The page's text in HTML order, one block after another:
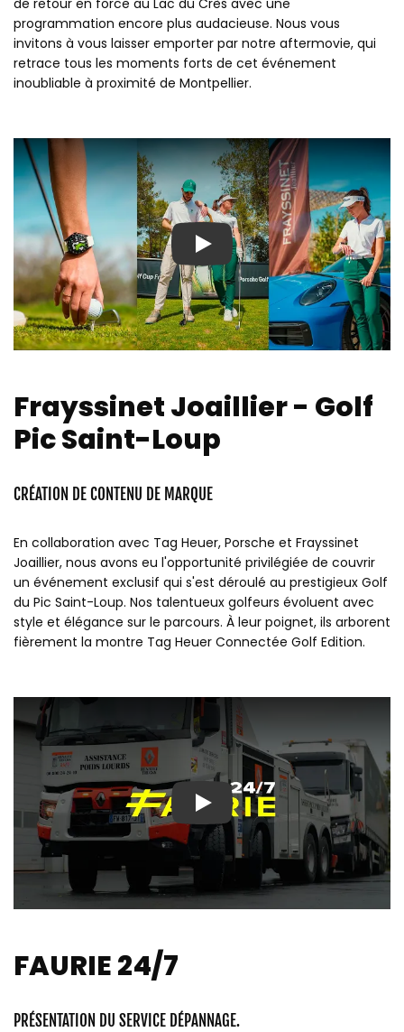
de retour en force au Lac du Crès avec une
programmation encore plus audacieuse. Nous vous
invitons à vous laisser emporter par notre aftermovie, qui
retrace tous les moments forts de cet événement
inoubliable à proximité de Montpellier.
Play
Frayssinet Joaillier - Golf
Pic Saint-Loup
CRÉATION DE CONTENU DE MARQUE
En collaboration avec Tag Heuer, Porsche et Frayssinet
Joaillier, nous avons eu l'opportunité privilégiée de couvrir
un événement exclusif qui s'est déroulé au prestigieux Golf
du Pic Saint-Loup. Nos talentueux golfeurs évoluent avec
style et élégance sur le parcours. À leur poignet, ils arborent
fièrement la montre Tag Heuer Connectée Golf Edition.
Play
FAURIE 24/7
PRÉSENTATION DU SERVICE DÉPANNAGE.